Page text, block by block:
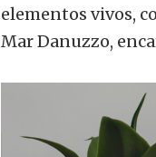
elementos vivos,
Mar Danuzzo,